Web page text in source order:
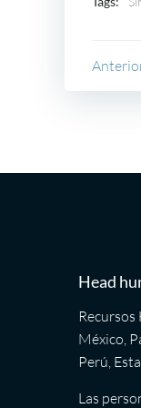
por
Head
México,
Perú,
Las